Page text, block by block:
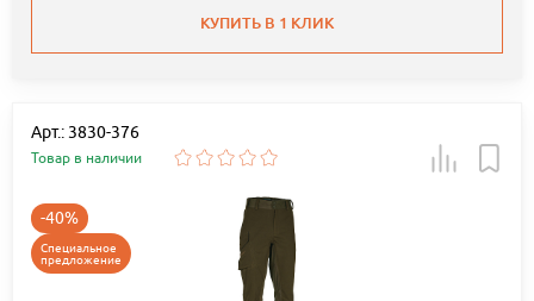
КУПИТЬ В 1 КЛИК
Арт.: 3830-376
Товар в наличии
-40%
Специальное
предложение